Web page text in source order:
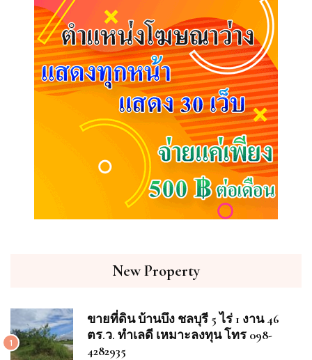
New Property
1
ขายที่ดิน บ้านบึง ชลบุรี 5 ไร่ 1 งาน 46
ตร.ว. ทำเลดี เหมาะลงทุน โทร 098-
4282935